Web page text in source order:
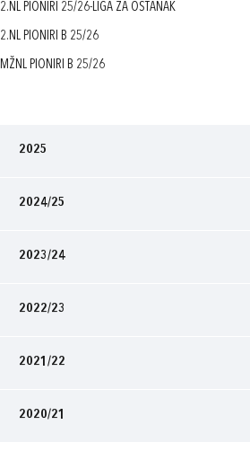
2.NL PIONIRI 25/26-LIGA ZA OSTANAK
2.NL PIONIRI B 25/26
MŽNL PIONIRI B 25/26
2025
2024/25
2023/24
2022/23
2021/22
2020/21